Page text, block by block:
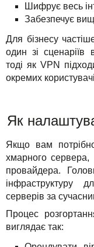
Шифрує весь
Забезпечує
Для бізнесу
один зі сценаріїв
тоді як VPN
окремих
Як
Якщо вам
хмарного сервера,
провайдера.
інфраструктуру
серверів за
Процес
виглядає так: